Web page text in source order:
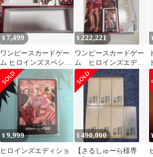
¥ 7,499
ワンピースカードゲー
ム ヒロインズスペシャ
ルセット
¥ 222,221
ワンピースカードゲー
ム ヒロインズエディ
ション スペシャルセ
ット
¥9,999
ヒロインズエディショ
¥490,000
【さるしゅーら様専